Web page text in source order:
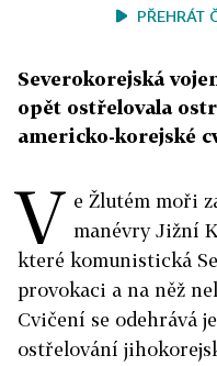
PŘEHRÁT
Severokorejská
opět ostřelovala
americko-korejské
V e Žlutém moři
manévry Jižní
které komunistická
provokaci a na něž
Cvičení se odehrává
ostřelování